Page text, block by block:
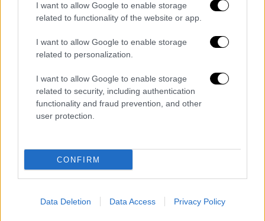
I want to allow Google to enable storage
related to functionality of the website or app.
I want to allow Google to enable storage
related to personalization.
I want to allow Google to enable storage
related to security, including authentication
functionality and fraud prevention, and other
user protection.
CONFIRM
Data Deletion Data Access Privacy Policy
Διαβάστε ακόμη
ξυλοδαρμοί και τα προσωνύμια «πίτμπουλ»